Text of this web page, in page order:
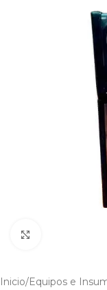
Inicio/Equipos e